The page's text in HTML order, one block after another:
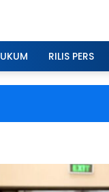
RILIS PERS